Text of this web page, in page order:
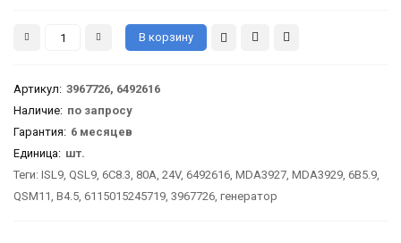
Артикул: 3967726, 6492616
Наличие: по запросу
Гарантия: 6 месяцев
Единица: шт.
Теги: ISL9, QSL9, 6C8.3, 80A, 24V, 6492616, MDA3927, MDA3929, 6B5.9,
QSM11, B4.5, 6115015245719, 3967726, генератор